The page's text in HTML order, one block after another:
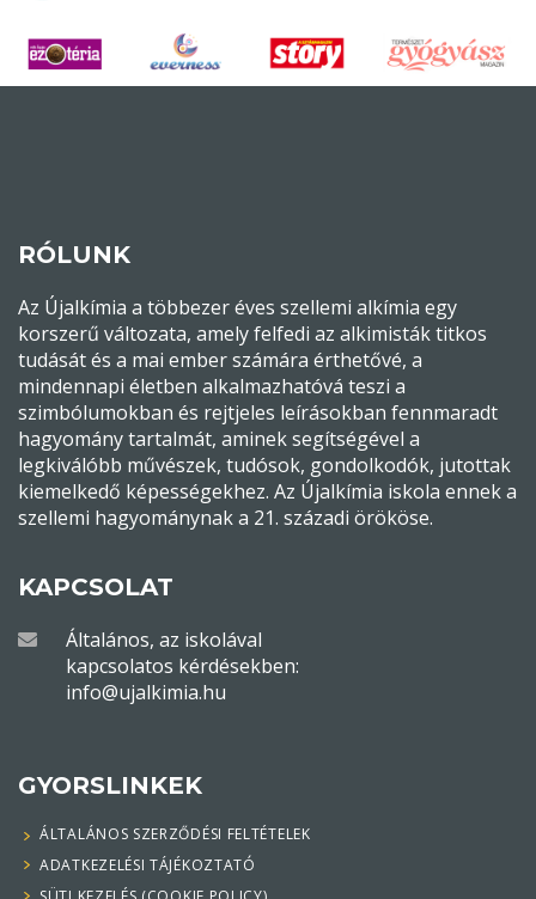
RÓLUNK
Az Újalkímia a többezer éves szellemi alkímia egy
korszerű változata, amely felfedi az alkimisták titkos
tudását és a mai ember számára érthetővé, a
mindennapi életben alkalmazhatóvá teszi a
szimbólumokban és rejtjeles leírásokban fennmaradt
hagyomány tartalmát, aminek segítségével a
legkiválóbb művészek, tudósok, gondolkodók, jutottak
kiemelkedő képességekhez. Az Újalkímia iskola ennek a
szellemi hagyománynak a 21. századi örököse.
KAPCSOLAT
Általános, az iskolával
kapcsolatos kérdésekben:
info@ujalkimia.hu
GYORSLINKEK
ÁLTALÁNOS SZERZŐDÉSI FELTÉTELEK
ADATKEZELÉSI TÁJÉKOZTATÓ